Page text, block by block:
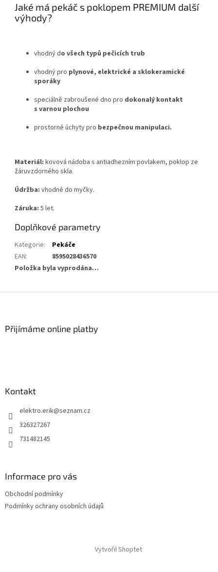
Jaké má pekáč s poklopem PREMIUM další
výhody?
vhodný do všech typů pečicích trub
vhodný pro plynové, elektrické a sklokeramické
sporáky
speciálně zabroušené dno pro dokonalý kontakt
s varnou plochou
prostorné úchyty pro bezpečnou manipulaci.
Materiál: kovová nádoba s antiadhezním povlakem, poklop ze
žáruvzdorného skla.
Údržba: vhodné do myčky.
Záruka: 5 let.
Doplňkové parametry
Kategorie:
Pekáče
EAN:
8595028436570
Položka byla vyprodána…
Přijímáme online platby
Kontakt
elektro.erik@seznam.cz
326327267
731482145
Informace pro vás
Obchodní podmínky
Podmínky ochrany osobních údajů
Vytvořil Shoptet